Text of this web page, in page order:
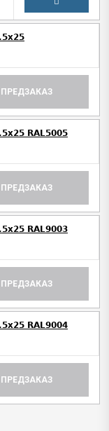
ПРЕДЗАКАЗ
RAL5005
ПРЕДЗАКАЗ
RAL9003
ПРЕДЗАКАЗ
RAL9004
ПРЕДЗАКАЗ